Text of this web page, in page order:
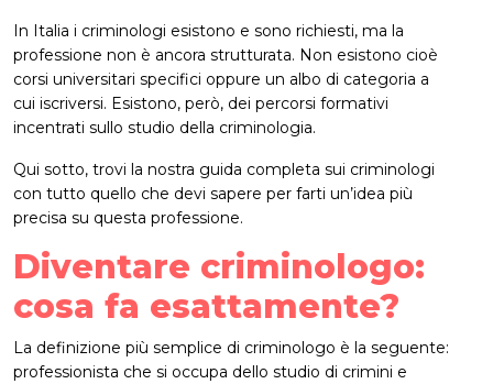
In Italia i criminologi esistono e sono richiesti, ma la
professione non è ancora strutturata. Non esistono cioè
corsi universitari specifici oppure un albo di categoria a
cui iscriversi. Esistono, però, dei percorsi formativi
incentrati sullo studio della criminologia.
Qui sotto, trovi la nostra guida completa sui criminologi
con tutto quello che devi sapere per farti un’idea più
precisa su questa professione.
Diventare criminologo:
cosa fa esattamente?
La definizione più semplice di criminologo è la seguente:
professionista che si occupa dello studio di crimini e